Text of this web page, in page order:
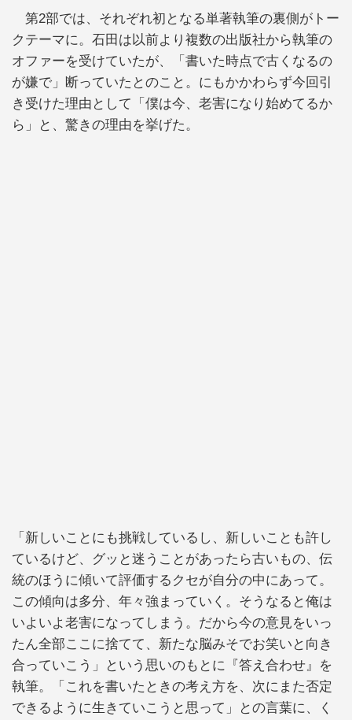
第2部では、それぞれ初となる単著執筆の裏側がトー
クテーマに。石田は以前より複数の出版社から執筆の
オファーを受けていたが、「書いた時点で古くなるの
が嫌で」断っていたとのこと。にもかかわらず今回引
き受けた理由として「僕は今、老害になり始めてるか
ら」と、驚きの理由を挙げた。
「新しいことにも挑戦しているし、新しいことも許し
ているけど、グッと迷うことがあったら古いもの、伝
統のほうに傾いて評価するクセが自分の中にあって。
この傾向は多分、年々強まっていく。そうなると俺は
いよいよ老害になってしまう。だから今の意見をいっ
たん全部ここに捨てて、新たな脳みそでお笑いと向き
合っていこう」という思いのもとに『答え合わせ』を
執筆。「これを書いたときの考え方を、次にまた否定
できるように生きていこうと思って」との言葉に、く